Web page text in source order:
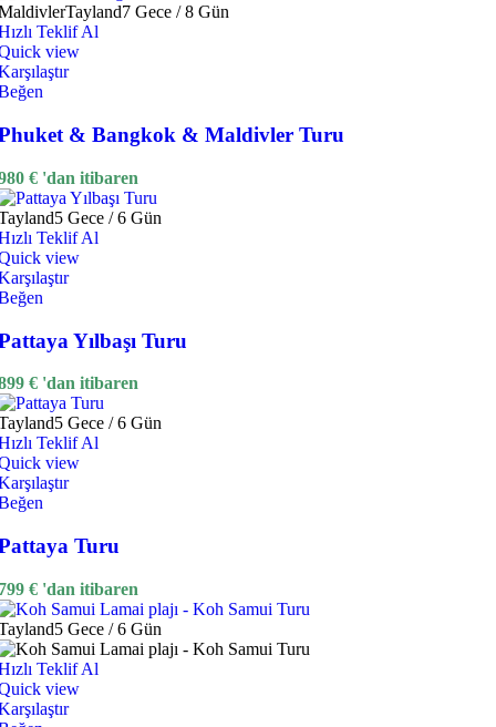
Tayland7 Gece / 8 Gün
Teklif Al
view
& Bangkok & Maldivler Turu
€ 'dan itibaren
5 Gece / 6 Gün
Teklif Al
view
Yılbaşı Turu
€ 'dan itibaren
5 Gece / 6 Gün
Teklif Al
view
Turu
€ 'dan itibaren
5 Gece / 6 Gün
Teklif Al
view